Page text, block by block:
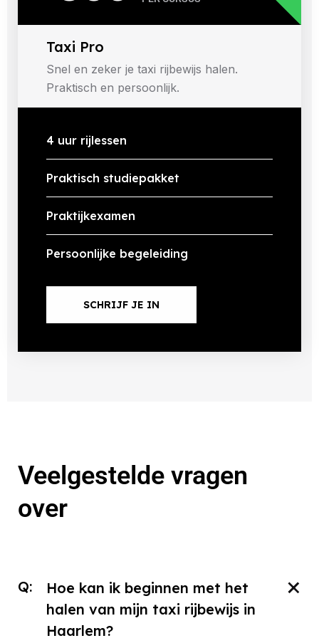
Taxi Pro
Snel en zeker je taxi rijbewijs halen.
Praktisch en persoonlijk.
4 uur rijlessen
Praktisch studiepakket
Praktijkexamen
Persoonlijke begeleiding
SCHRIJF JE IN
Veelgestelde vragen
over
Q:
Hoe kan ik beginnen met het
halen van mijn taxi rijbewijs in
Haarlem?